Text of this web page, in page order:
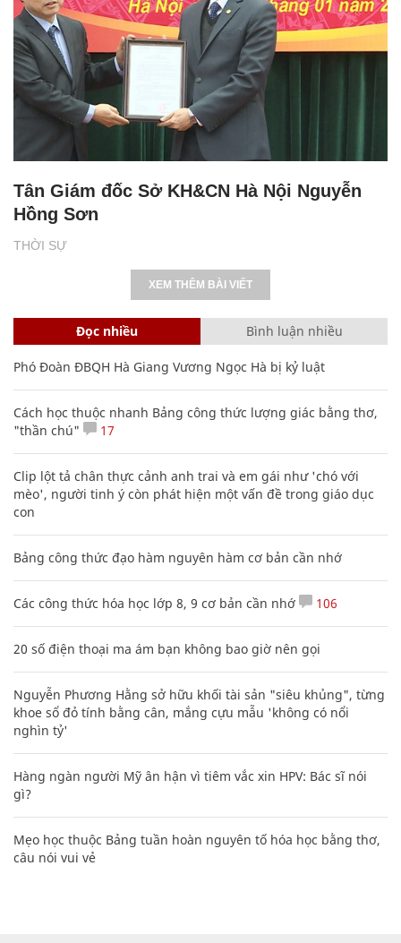
THỜI SỰ
Tân Giám đốc Sở KH&CN Hà Nội Nguyễn
Hồng Sơn
XEM THÊM BÀI VIẾT
Đọc nhiều Bình luận nhiều
Phó Đoàn ĐBQH Hà Giang Vương Ngọc Hà bị kỷ luật
Cách học thuộc nhanh Bảng công thức lượng giác bằng thơ,
"thần chú"
17
Clip lột tả chân thực cảnh anh trai và em gái như 'chó với
mèo', người tinh ý còn phát hiện một vấn đề trong giáo dục
con
Bảng công thức đạo hàm nguyên hàm cơ bản cần nhớ
Các công thức hóa học lớp 8, 9 cơ bản cần nhớ 106
20 số điện thoại ma ám bạn không bao giờ nên gọi
Nguyễn Phương Hằng sở hữu khối tài sản "siêu khủng", từng
khoe sổ đỏ tính bằng cân, mắng cựu mẫu 'không có nổi
nghìn tỷ'
Hàng ngàn người Mỹ ân hận vì tiêm vắc xin HPV: Bác sĩ nói
gì?
Mẹo học thuộc Bảng tuần hoàn nguyên tố hóa học bằng thơ,
câu nói vui vẻ